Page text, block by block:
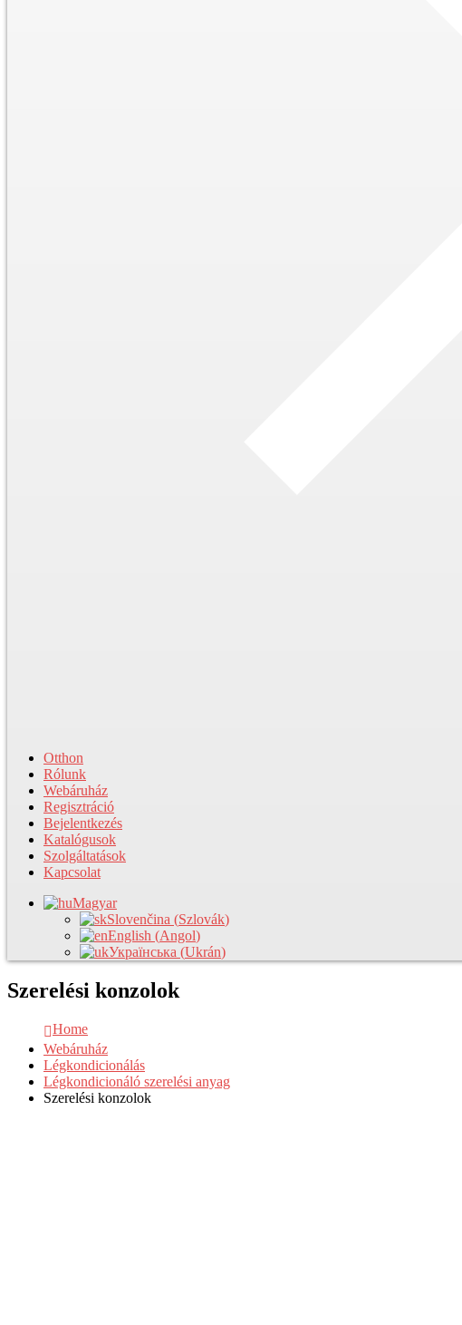
Otthon
Rólunk
Webáruház
Regisztráció
Bejelentkezés
Katalógusok
Szolgáltatások
Kapcsolat
Magyar
Slovenčina (Szlovák)
English (Angol)
Українська (Ukrán)
Szerelési konzolok
Home
Webáruház
Légkondicionálás
Légkondicionáló szerelési anyag
Szerelési konzolok